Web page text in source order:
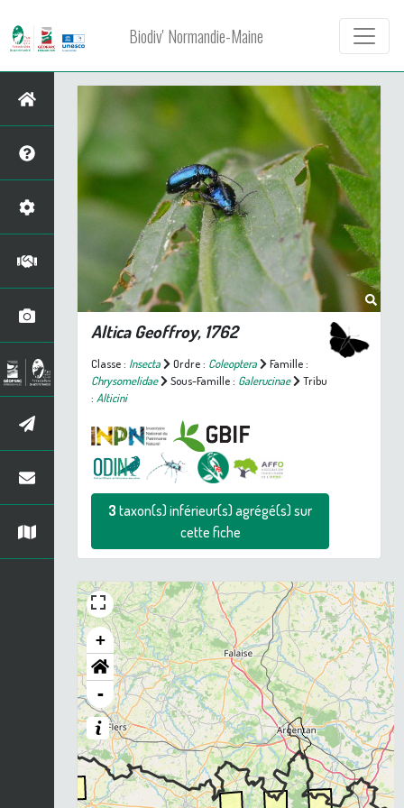
Biodiv' Normandie-Maine
AlticaGeoffroy, 1762
Classe : Insecta Ordre : Coleoptera
Famille :
Chrysomelidae
Sous-Famille : Galerucinae
Tribu
: Alticini
3taxon(s) inférieur(s) agrégé(s) sur
cette fiche
+
-